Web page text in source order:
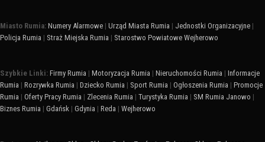
Miasto Rumia: Numery Alarmowe | Urząd Miasta Rumia | Jednostki Organizacyjne |
Policja Rumia | Straż Miejska Rumia | Starostwo Powiatowe Wejherowo
Szybkie Linki: Firmy Rumia | Motoryzacja Rumia | Nieruchomości Rumia | Informacje
Rumia | Rozrywka Rumia | Dziecko Rumia | Sport Rumia | Ogłoszenia Rumia | Promocje
Rumia | Oferty Pracy Rumia | Zlecenia Rumia | Turystyka Rumia | SM Rumia Janowo |
Biznes Rumia | Gdańsk | Gdynia | Reda | Wejherowo